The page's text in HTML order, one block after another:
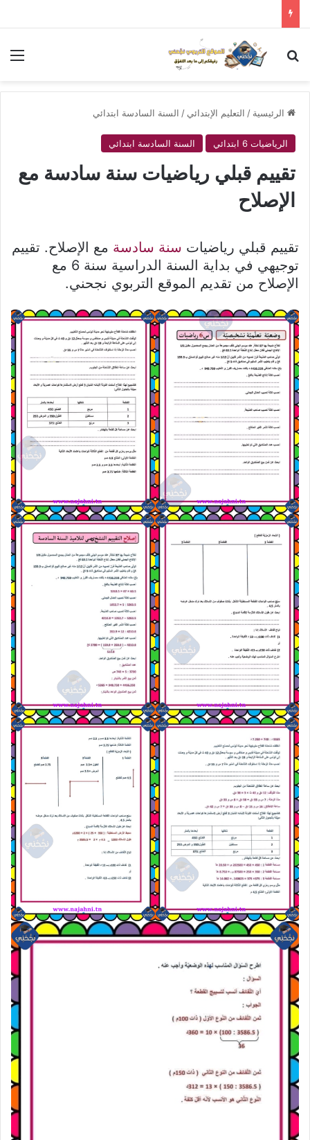
بحث عن
الرئيسية / التعليم الإبتدائي / السنة السادسة ابتدائي
الرياضيات 6 ابتدائي السنة السادسة ابتدائي
تقييم قبلي رياضيات سنة سادسة مع
الإصلاح
تقييم قبلي رياضيات سنة سادسة مع الإصلاح. تقييم
توجيهي في بداية السنة الدراسية سنة 6 مع
الإصلاح من تقديم الموقع التربوي نجحني.